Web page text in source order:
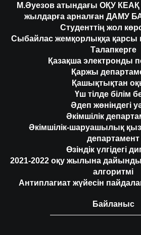
М.Әуезов атындағы ОҚУ КЕАҚ
жылдарға арналған ДАМУ
Студенттің жол
Сыбайлас жемқорлыққа қарсы
Талапкерге
Қазақша электронды
Қаржы
Қашықтықтан
Үш тілде білім
Әдеп жөніндегі
Әкімшілік
Әкімшілік-шаруашылық
департамент
Өзіндік үлгідегі
2021-2022 оқу жылына
алгоритмі
Антиплагиат жүйесін
Байланыс